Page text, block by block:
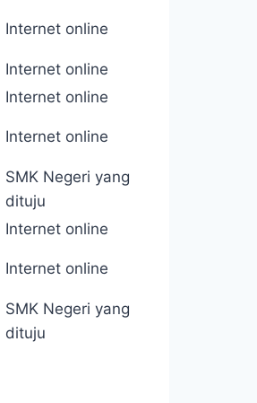
Internet online
Internet online
Internet online
Internet online
SMK Negeri yang
dituju
Internet online
Internet online
SMK Negeri yang
dituju